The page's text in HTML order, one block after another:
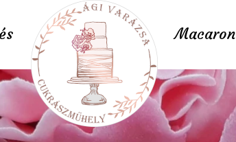
Macaron